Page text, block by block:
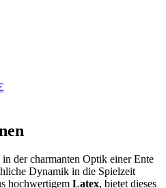
in der charmanten Optik einer Ente
Dynamik in die Spielzeit
hochwertigem Latex, bietet dieses